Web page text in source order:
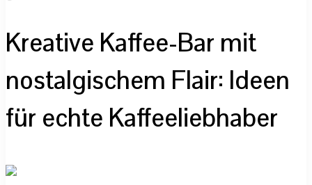
Kreative Kaffee-Bar mit
nostalgischem Flair: Ideen
für echte Kaffeeliebhaber